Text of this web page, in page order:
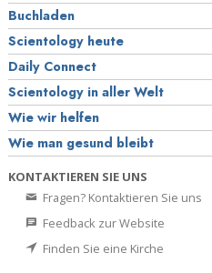
Buchladen
Scientology heute
Daily Connect
Scientology in aller Welt
Wie wir helfen
Wie man gesund bleibt
KONTAKTIEREN SIE UNS
Fragen? Kontaktieren Sie uns
Feedback zur Website
Finden Sie eine Kirche